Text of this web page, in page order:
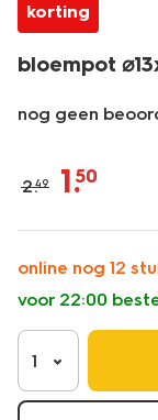
korting
bloempot
nog geen
slapen/wonen/
blob-
bruin-
13326028.html
2.49 1.50
online nog 12
voor 22:00
1